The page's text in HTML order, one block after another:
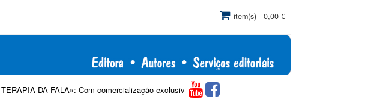
item(s) - 0,00 €
DA FALA»: Com comercialização exclusiva pela Papa-Letras, de acordo com as indicações da